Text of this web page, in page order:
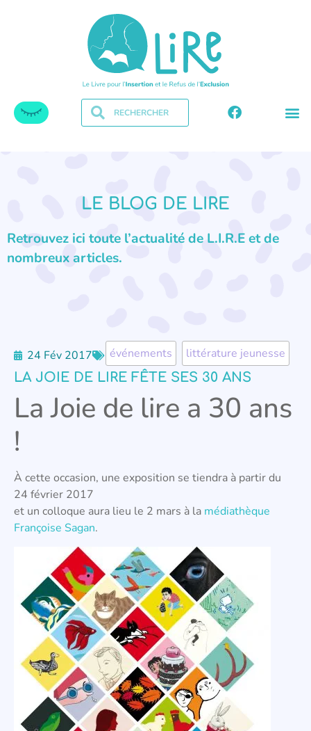
LE BLOG DE LIRE
Retrouvez ici toute l’actualité de L.I.R.E et de
nombreux articles.
24 Fév 2017 événements littérature jeunesse
LA JOIE DE LIRE FÊTE SES 30 ANS
La Joie de lire a 30 ans
!
À cette occasion, une exposition se tiendra à partir du
24 février 2017
et un colloque aura lieu le 2 mars à la médiathèque
Françoise Sagan.